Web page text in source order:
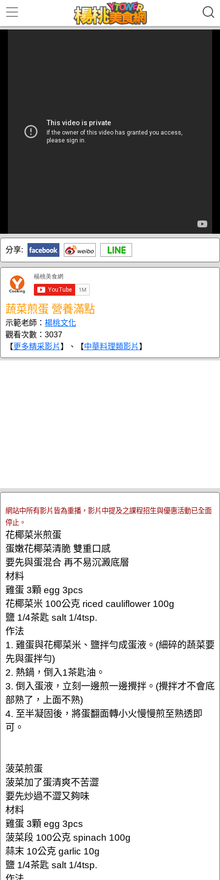
分享:
蔬菜煎蛋 營養滿點
示範老師： 楊桃文化
觀看次數：3037
【更多精采影片 】、【中華料理類影片 】
網站中所有影片皆為重播，影片中提及之課程招生與優惠活動已全面
停止。
花椰菜米煎蛋
蛋嫩花椰菜清脆 雙重口感
要先與蛋混合 再不易沉澱底層
材料
雞蛋 3顆 egg 3pcs
花椰菜米 100公克 riced cauliflower 100g
鹽 1/4茶匙 salt 1/4tsp.
作法
1. 雞蛋與花椰菜米、鹽拌勻成蛋液。(細碎的蔬菜要
先與蛋拌勻)
2. 熱鍋，倒入1茶匙油。
3. 倒入蛋液，立刻一邊煎一邊攪拌。(攪拌才不會底
部熟了，上面不熟)
4. 至半凝固後，將蛋翻面轉小火慢慢煎至熟透即
可。
菠菜煎蛋
菠菜加了蛋清爽不苦澀
要先炒過不澀又夠味
材料
雞蛋 3顆 egg 3pcs
菠菜段 100公克 spinach 100g
蒜末 10公克 garlic 10g
鹽 1/4茶匙 salt 1/4tsp.